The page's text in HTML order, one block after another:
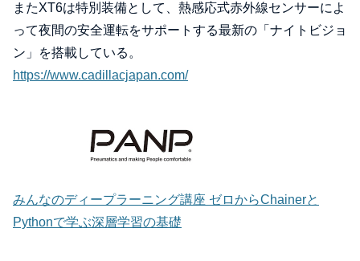
またXT6は特別装備として、熱感応式赤外線センサーによ
って夜間の安全運転をサポートする最新の「ナイトビジョ
ン」を搭載している。
https://www.cadillacjapan.com/
みんなのディープラーニング講座 ゼロからChainerと
Pythonで学ぶ深層学習の基礎